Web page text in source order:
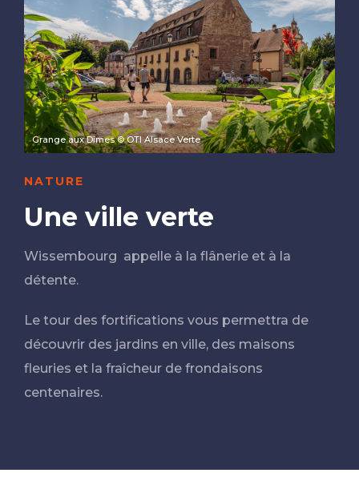
Grange aux Dimes © OTI Alsace Verte
NATURE
Une ville verte
Wissembourg appelle à la flânerie et à la
détente.
Le tour des fortifications vous permettra de
découvrir des jardins en ville, des maisons
fleuries et la fraîcheur de frondaisons
centenaires.